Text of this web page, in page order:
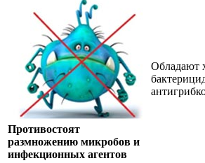
Противостоят
размножению микробов и
инфекционных агентов
Обладают